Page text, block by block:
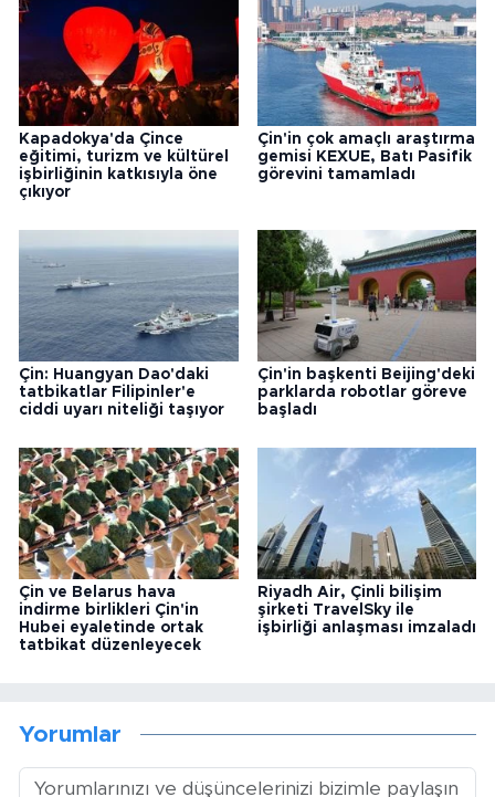
Kapadokya'da Çince
eğitimi, turizm ve kültürel
işbirliğinin katkısıyla öne
çıkıyor
Çin'in çok amaçlı araştırma
gemisi KEXUE, Batı Pasifik
görevini tamamladı
Çin: Huangyan Dao'daki
tatbikatlar Filipinler'e
ciddi uyarı niteliği taşıyor
Çin'in başkenti Beijing'deki
parklarda robotlar göreve
başladı
Çin ve Belarus hava
indirme birlikleri Çin'in
Hubei eyaletinde ortak
tatbikat düzenleyecek
Riyadh Air, Çinli bilişim
şirketi TravelSky ile
işbirliği anlaşması imzaladı
Yorumlar